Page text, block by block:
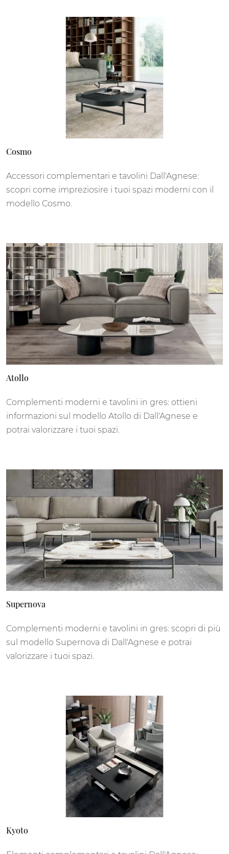
Cosmo
Accessori complementari e tavolini Dall'Agnese:
scopri come impreziosire i tuoi spazi moderni con il
modello Cosmo.
Atollo
Complementi moderni e tavolini in gres: ottieni
informazioni sul modello Atollo di Dall'Agnese e
potrai valorizzare i tuoi spazi.
Supernova
Complementi moderni e tavolini in gres: scopri di più
sul modello Supernova di Dall'Agnese e potrai
valorizzare i tuoi spazi.
Kyoto